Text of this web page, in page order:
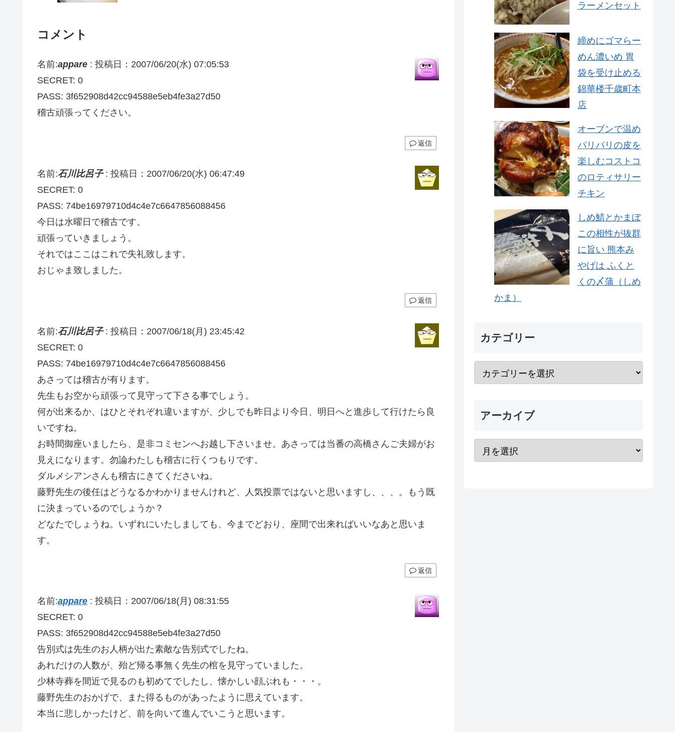
コメント
名前:appare : 投稿日：2007/06/20(水) 07:05:53
SECRET: 0
PASS: 3f652908d42cc94588e5eb4fe3a27d50
稽古頑張ってください。
返信
名前:石川比呂子: 投稿日：2007/06/20(水) 06:47:49
SECRET: 0
PASS: 74be16979710d4c4e7c6647856088456
今日は水曜日で稽古です。
頑張っていきましょう。
それではここはこれで失礼致します。
おじゃま致しました。
返信
名前:石川比呂子: 投稿日：2007/06/18(月) 23:45:42
SECRET: 0
PASS: 74be16979710d4c4e7c6647856088456
あさっては稽古が有ります。
先生もお空から頑張って見守って下さる事でしょう。
何が出来るか、はひとそれぞれ違いますが、少しでも昨日より今日、明日へと進歩して行けたら良
いですね。
お時間御座いましたら、是非コミセンへお越し下さいませ。あさっては当番の高橋さんご夫婦がお
見えになります。勿論わたしも稽古に行くつもりです。
ダルメシアンさんも稽古にきてくださいね。
藤野先生の後任はどうなるかわかりませんけれど、人気投票ではないと思いますし、、、。もう既
に決まっているのでしょうか？
どなたでしょうね。いずれにいたしましても、今までどおり、座間で出来ればいいなあと思いま
す。
返信
名前:appare : 投稿日：2007/06/18(月) 08:31:55
SECRET: 0
PASS: 3f652908d42cc94588e5eb4fe3a27d50
告別式は先生のお人柄が出た素敵な告別式でしたね。
あれだけの人数が、殆ど帰る事無く先生の棺を見守っていました。
少林寺葬を間近で見るのも初めてでしたし、懐かしい顔ぶれも・・・。
藤野先生のおかげで、また得るものがあったように思えています。
本当に悲しかったけど、前を向いて進んでいこうと思います。
ラーメンセット
締めにゴマらー
めん濃いめ 胃
袋を受け止める
錦華楼千歳町本
店
オーブンで温め
パリパリの皮を
楽しむコストコ
のロティサリー
チキン
しめ鯖とかまぼ
この相性が抜群
に旨い 熊本み
やげは ふくと
くの〆蒲（しめ
かま）
カテゴリー
アーカイブ